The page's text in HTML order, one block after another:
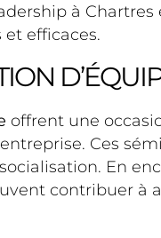
à
efficaces.
offrent une
Ces
En
contribuer à